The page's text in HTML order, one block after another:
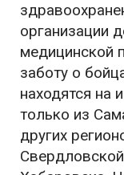
организации
медицинской
заботу о
находятся на
только из
других